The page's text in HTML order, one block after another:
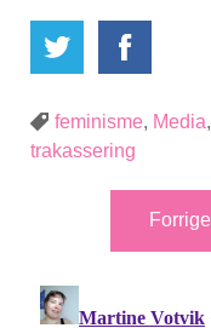
feminisme, Media,
trakassering
Forrige